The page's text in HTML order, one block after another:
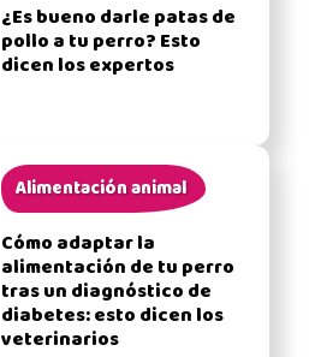
¿Es bueno darle patas de
pollo a tu perro? Esto
dicen los expertos
Alimentación animal
Cómo adaptar la
alimentación de tu perro
tras un diagnóstico de
diabetes: esto dicen los
veterinarios